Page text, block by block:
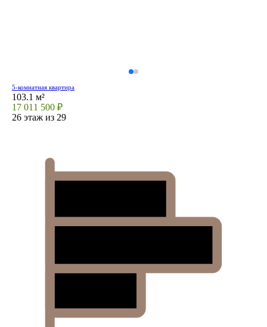
5-комнатная квартира
103.1 м²
17 011 500 ₽
26 этаж из 29